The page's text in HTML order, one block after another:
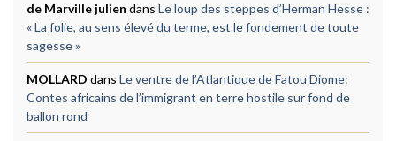
de Marville julien dans Le loup des steppes d’Herman Hesse :
« La folie, au sens élevé du terme, est le fondement de toute
sagesse »
MOLLARD dans Le ventre de l’Atlantique de Fatou Diome:
Contes africains de l’immigrant en terre hostile sur fond de
ballon rond